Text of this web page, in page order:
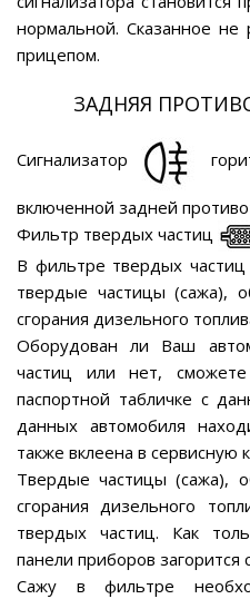
нормальной. Сказанное не
прицепом.
ЗАДНЯЯ
Сигнализатор
включенной задней
Фильтр твердых частиц
В фильтре твердых частиц
твердые частицы (сажа),
сгорания дизельного
Оборудован ли Ваш
частиц или нет,
паспортной табличке с
данных автомобиля
также вклеена в сервисную
Твердые частицы (сажа),
сгорания дизельного
твердых частиц. Как
панели приборов загорится
Сажу в фильтре